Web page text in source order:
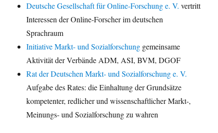
Deutsche Gesellschaft für Online-Forschung e. V. vertritt
Interessen der Online-Forscher im deutschen
Sprachraum
Initiative Markt- und Sozialforschung gemeinsame
Aktivität der Verbände ADM, ASI, BVM, DGOF
Rat der Deutschen Markt- und Sozialforschung e. V.
Aufgabe des Rates: die Einhaltung der Grundsätze
kompetenter, redlicher und wissenschaftlicher Markt-,
Meinungs- und Sozialforschung zu wahren